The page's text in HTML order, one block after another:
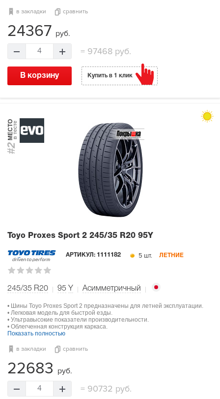
в закладки сравнить
24367 руб.
4 = 97468 руб.
В корзину Купить в 1 клик
#2
МЕСТОв тесте
Toyo Proxes Sport 2 245/35 R20 95Y
АРТИКУЛ: 1111182 5 шт. ЛЕТНИЕ
245/35 R20 95 Y Асимметричный
• Шины Toyo Proxes Sport 2 предназначены для летней эксплуатации.
• Легковая модель для быстрой езды.
• Ультравысокие показатели производительности.
• Облегченная конструкция каркаса.
Показать полностью
в закладки сравнить
22683 руб.
4 =90732 руб.